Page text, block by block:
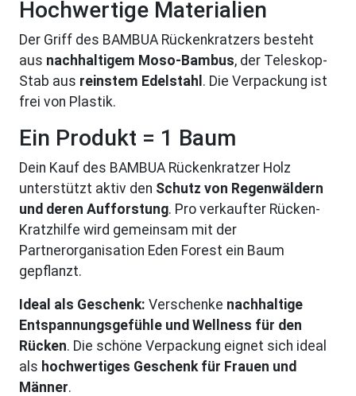
Hochwertige Materialien
Der Griff des BAMBUA Rückenkratzers besteht
aus nachhaltigem Moso-Bambus, der Teleskop-
Stab aus reinstem Edelstahl . Die Verpackung ist
frei von Plastik.
Ein Produkt = 1 Baum
Dein Kauf des BAMBUA Rückenkratzer Holz
unterstützt aktiv den Schutz von Regenwäldern
und deren Aufforstung. Pro verkaufter Rücken-
Kratzhilfe wird gemeinsam mit der
Partnerorganisation Eden Forest ein Baum
gepflanzt.
Ideal als Geschenk: Verschenke nachhaltige
Entspannungsgefühle und Wellness für den
Rücken. Die schöne Verpackung eignet sich ideal
als hochwertiges Geschenk für Frauen und
Männer.